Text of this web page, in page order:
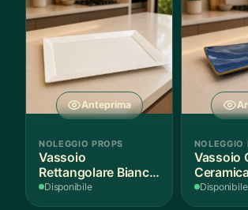
Anteprima
NOLEGGIO PROPS
Vassoio
Rettangolare Bianco
per Scenografie
Disponibile
NOLEGGIO
Vassoio
Bordo
Disponibile